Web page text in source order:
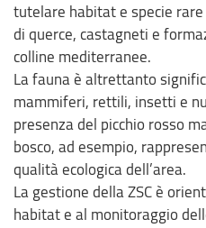
tutelare habitat e specie
di querce, castagneti e
colline mediterranee.
La fauna è altrettanto
mammiferi, rettili, insetti e
presenza del picchio rosso
bosco, ad esempio,
qualità ecologica dell’area.
La gestione della ZSC è
habitat e al monitoraggio